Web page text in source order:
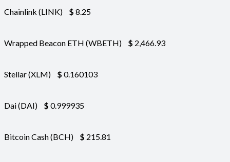
Chainlink (LINK) $ 8.25
Wrapped Beacon ETH (WBETH) $ 2,466.93
Stellar (XLM) $ 0.160103
Dai (DAI) $ 0.999935
Bitcoin Cash (BCH) $ 215.81